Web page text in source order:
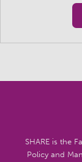
SHARE is the
Policy and